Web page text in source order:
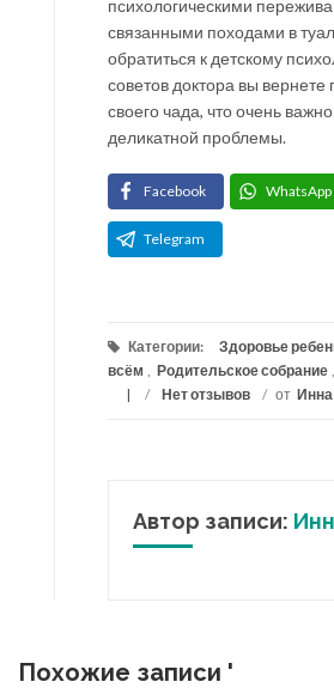
психологическими
связанными походами в
обратиться к детскому
советов доктора вы вернете
своего чада, что очень
деликатной проблемы.
Facebook WhatsApp
Telegram
Категории: Здоровье
всём , Родительское собрание ,
/
Нет отзывов / от Инна
Автор записи:
Похожие записи '